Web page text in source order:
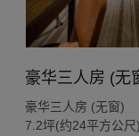
豪华三人房 (无
豪华三人房 (无窗)
7.2坪(约24平方公尺)